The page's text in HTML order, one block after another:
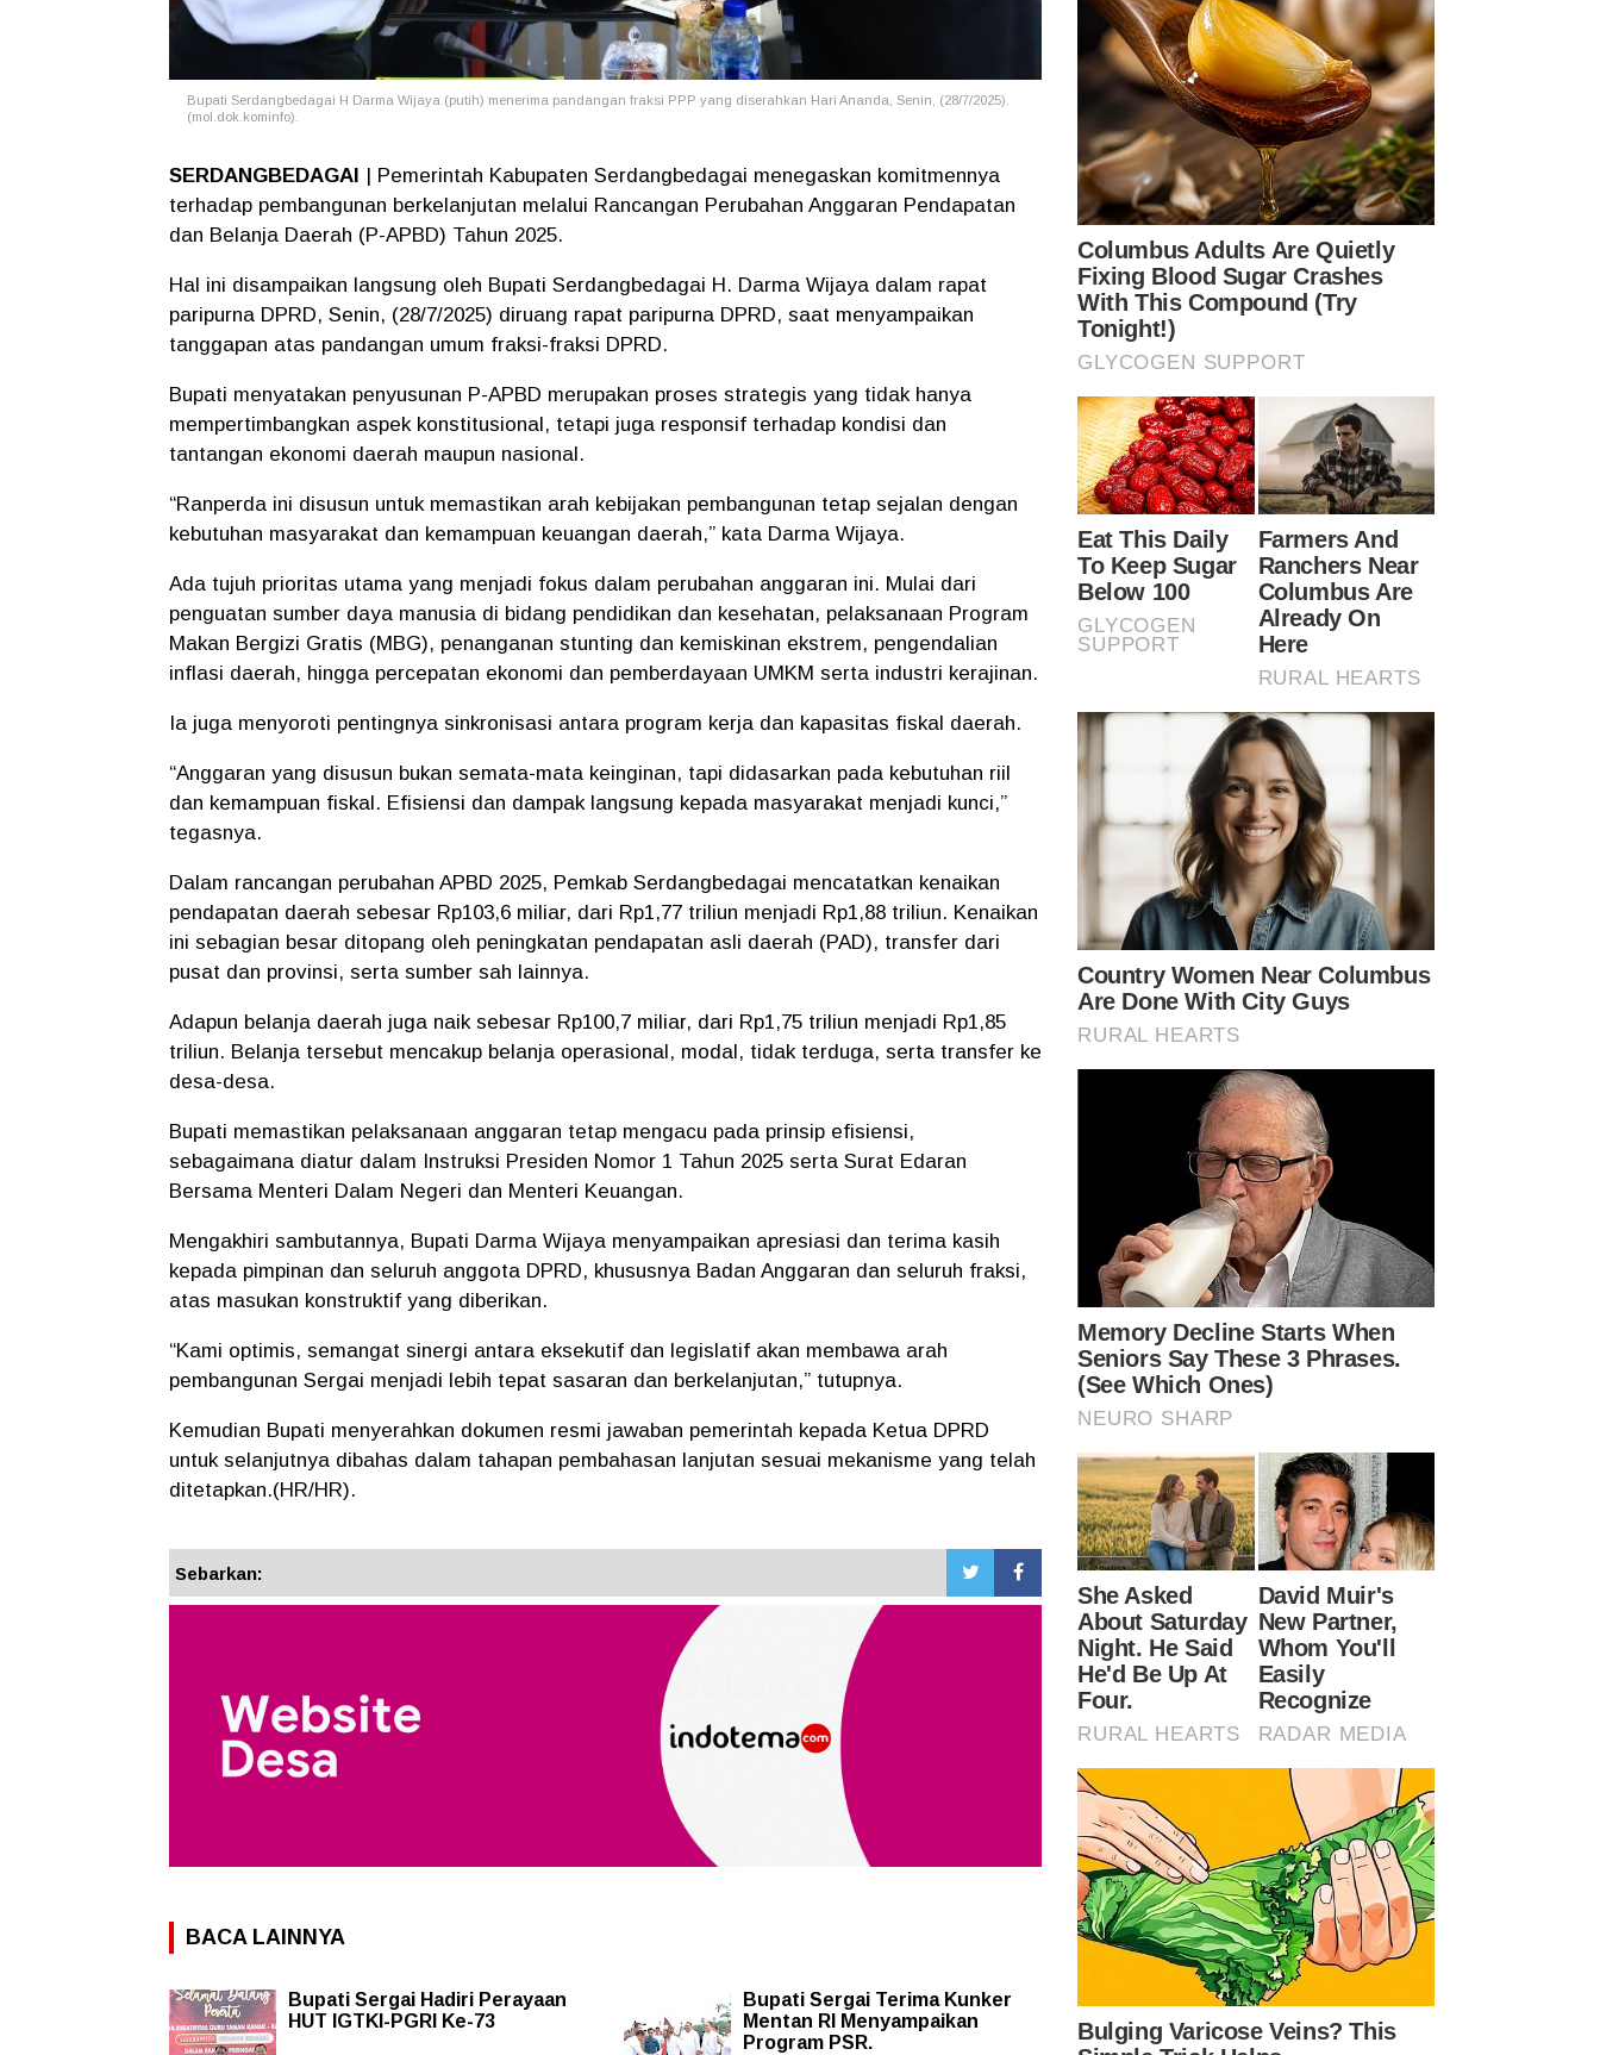
Bupati Serdangbedagai H Darma Wijaya (putih) menerima pandangan fraksi PPP yang diserahkan Hari Ananda, Senin, (28/7/2025).
(mol.dok.kominfo).
SERDANGBEDAGAI
| Pemerintah Kabupaten Serdangbedagai menegaskan komitmennya
terhadap pembangunan berkelanjutan melalui Rancangan Perubahan Anggaran Pendapatan
dan Belanja Daerah (P-APBD) Tahun 2025.
Hal ini disampaikan langsung oleh Bupati Serdangbedagai H. Darma Wijaya dalam rapat
paripurna DPRD, Senin, (28/7/2025) diruang rapat paripurna DPRD, saat menyampaikan
tanggapan atas pandangan umum fraksi-fraksi DPRD.
Bupati menyatakan penyusunan P-APBD merupakan proses strategis yang tidak hanya
mempertimbangkan aspek konstitusional, tetapi juga responsif terhadap kondisi dan
tantangan ekonomi daerah maupun nasional.
“Ranperda ini disusun untuk memastikan arah kebijakan pembangunan tetap sejalan dengan
kebutuhan masyarakat dan kemampuan keuangan daerah,” kata Darma Wijaya.
Ada tujuh prioritas utama yang menjadi fokus dalam perubahan anggaran ini. Mulai dari
penguatan sumber daya manusia di bidang pendidikan dan kesehatan, pelaksanaan Program
Makan Bergizi Gratis (MBG), penanganan stunting dan kemiskinan ekstrem, pengendalian
inflasi daerah, hingga percepatan ekonomi dan pemberdayaan UMKM serta industri kerajinan.
Ia juga menyoroti pentingnya sinkronisasi antara program kerja dan kapasitas fiskal daerah.
“Anggaran yang disusun bukan semata-mata keinginan, tapi didasarkan pada kebutuhan riil
dan kemampuan fiskal. Efisiensi dan dampak langsung kepada masyarakat menjadi kunci,”
tegasnya.
Dalam rancangan perubahan APBD 2025, Pemkab Serdangbedagai mencatatkan kenaikan
pendapatan daerah sebesar Rp103,6 miliar, dari Rp1,77 triliun menjadi Rp1,88 triliun. Kenaikan
ini sebagian besar ditopang oleh peningkatan pendapatan asli daerah (PAD), transfer dari
pusat dan provinsi, serta sumber sah lainnya.
Adapun belanja daerah juga naik sebesar Rp100,7 miliar, dari Rp1,75 triliun menjadi Rp1,85
triliun. Belanja tersebut mencakup belanja operasional, modal, tidak terduga, serta transfer ke
desa-desa.
Bupati memastikan pelaksanaan anggaran tetap mengacu pada prinsip efisiensi,
sebagaimana diatur dalam Instruksi Presiden Nomor 1 Tahun 2025 serta Surat Edaran
Bersama Menteri Dalam Negeri dan Menteri Keuangan.
Mengakhiri sambutannya, Bupati Darma Wijaya menyampaikan apresiasi dan terima kasih
kepada pimpinan dan seluruh anggota DPRD, khususnya Badan Anggaran dan seluruh fraksi,
atas masukan konstruktif yang diberikan.
“Kami optimis, semangat sinergi antara eksekutif dan legislatif akan membawa arah
pembangunan Sergai menjadi lebih tepat sasaran dan berkelanjutan,” tutupnya.
Kemudian Bupati menyerahkan dokumen resmi jawaban pemerintah kepada Ketua DPRD
untuk selanjutnya dibahas dalam tahapan pembahasan lanjutan sesuai mekanisme yang telah
ditetapkan.(HR/HR).
Sebarkan:
BACA LAINNYA
Bupati Sergai Hadiri Perayaan
HUT IGTKI-PGRI Ke-73
Bupati Sergai Terima Kunker
Mentan RI Menyampaikan
Program PSR.